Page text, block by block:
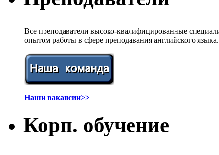
Все преподаватели высоко-квалифицированные
опытом работы в сфере преподавания английского языка.
Наши вакансии>>
Корп. обучение